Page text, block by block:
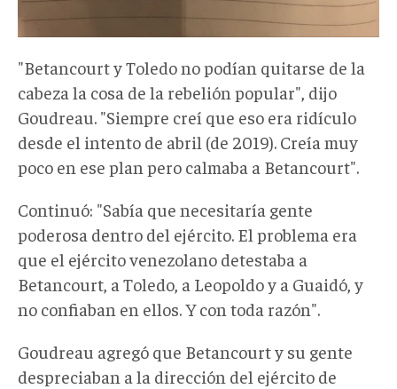
"Betancourt y Toledo no podían quitarse de la
cabeza la cosa de la rebelión popular", dijo
Goudreau. "Siempre creí que eso era ridículo
desde el intento de abril (de 2019). Creía muy
poco en ese plan pero calmaba a Betancourt".
Continuó: "Sabía que necesitaría gente
poderosa dentro del ejército. El problema era
que el ejército venezolano detestaba a
Betancourt, a Toledo, a Leopoldo y a Guaidó, y
no confiaban en ellos. Y con toda razón".
Goudreau agregó que Betancourt y su gente
despreciaban a la dirección del ejército de